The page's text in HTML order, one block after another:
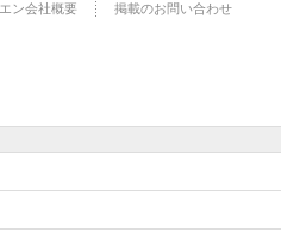
エン会社概要 掲載のお問い合わせ